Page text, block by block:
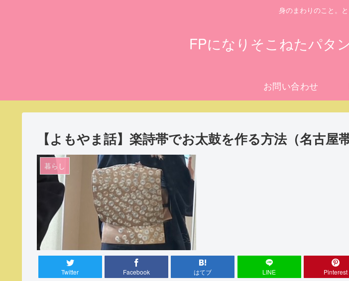
身のまわりのこと。と
FPになりそこねたパタ
お問い合わせ
【よもやま話】楽詩帯でお太鼓を作る方法（名古屋帯
暮らし
Twitter Facebook はてブ LINE Pinterest